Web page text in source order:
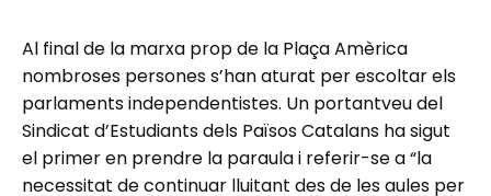
Al final de la marxa prop de la Plaça Amèrica
nombroses persones s’han aturat per escoltar els
parlaments independentistes. Un portantveu del
Sindicat d’Estudiants dels Països Catalans ha sigut
el primer en prendre la paraula i referir-se a “la
necessitat de continuar lluitant des de les aules per